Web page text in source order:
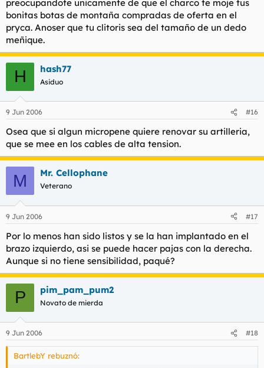
preocupandote unicamente de que el charco te moje tus
bonitas botas de montaña compradas de oferta en el
pryca. Anoser que tu clitoris sea del tamaño de un dedo
meñique.
H hash77
Asiduo
9 Jun 2006 #16
Osea que si algun micropene quiere renovar su artilleria,
que se mee en los cables de alta tension.
M Mr. Cellophane
Veterano
9 Jun 2006 #17
Por lo menos han sido listos y se la han implantado en el
brazo izquierdo, asi se puede hacer pajas con la derecha.
Aunque si no tiene sensibilidad, paqué?
P pim_pam_pum2
Novato de mierda
9 Jun 2006 #18
BartlebY rebuznó: